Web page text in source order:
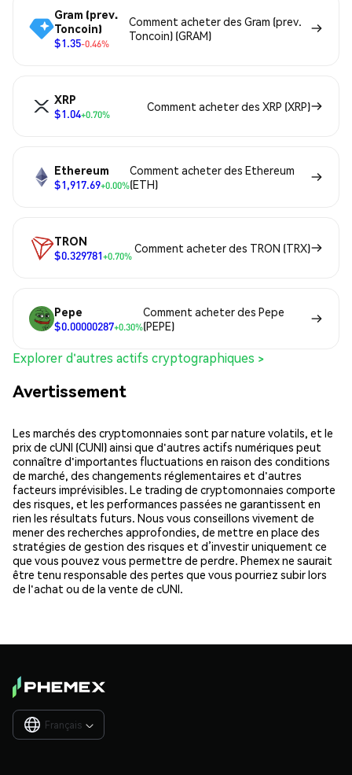
Gram (prev.
Toncoin)
$1.35-0.46%
Comment acheter des Gram (prev.
Toncoin) (GRAM)
XRP
$1.04+0.70%
Comment acheter des XRP (XRP)
Ethereum
$1,917.69+0.00%
Comment acheter des Ethereum
(ETH)
TRON
$0.329781+0.70%
Comment acheter des TRON (TRX)
Pepe
$0.00000287+0.30%
Comment acheter des Pepe
(PEPE)
Explorer d'autres actifs cryptographiques >
Avertissement
Les marchés des cryptomonnaies sont par nature volatils, et le
prix de cUNI (CUNI) ainsi que d'autres actifs numériques peut
connaître d'importantes fluctuations en raison des conditions
de marché, des changements réglementaires et d'autres
facteurs imprévisibles. Le trading de cryptomonnaies comporte
des risques, et les performances passées ne garantissent en
rien les résultats futurs. Nous vous conseillons vivement de
mener des recherches approfondies, de mettre en place des
stratégies de gestion des risques et d’investir uniquement ce
que vous pouvez vous permettre de perdre. Phemex ne saurait
être tenu responsable des pertes que vous pourriez subir lors
de l'achat ou de la vente de cUNI.
Français 